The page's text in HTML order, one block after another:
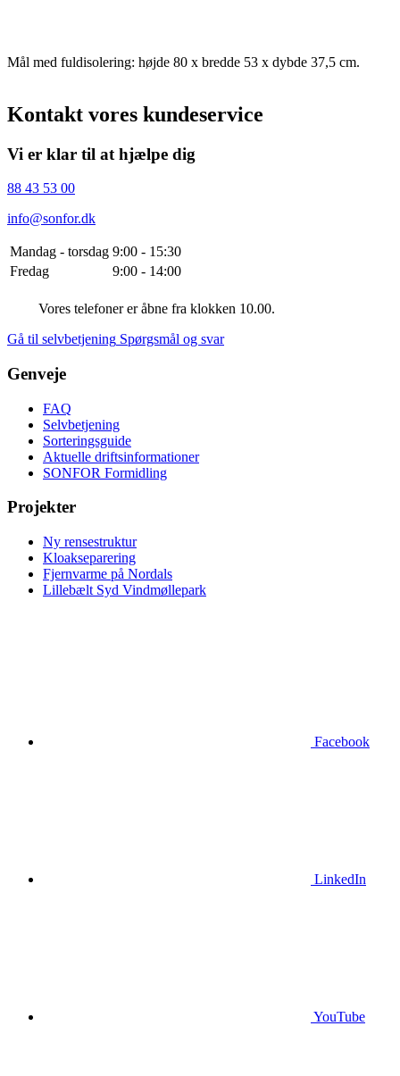
Mål med fuldisolering: højde 80 x bredde 53 x dybde 37,5 cm.
Kontakt vores kundeservice
Vi er klar til at hjælpe dig
88 43 53 00
info@sonfor.dk
Mandag - torsdag 9:00 - 15:30
Fredag
9:00 - 14:00
Vores telefoner er åbne fra klokken 10.00.
Gå til selvbetjening Spørgsmål og svar
Genveje
FAQ
Selvbetjening
Sorteringsguide
Aktuelle driftsinformationer
SONFOR Formidling
Projekter
Ny rensestruktur
Kloakseparering
Fjernvarme på Nordals
Lillebælt Syd Vindmøllepark
Facebook
LinkedIn
YouTube